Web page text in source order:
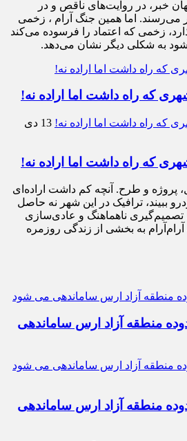
خبر، در روایت‌های ناقص و در
می‌رسند. اما همین جنگ آرام ، زخمی
زخمی که اعتماد را فرسوده می‌کند
به شکلی دیگر نشان می‌دهد.
که راه داشت اما اراده نه!
13 دی
که راه داشت اما اراده نه!
پروژه و طرح. آنچه کم داشت اراده‌ای
ببیند، ترافیک در این شهر نه حاصل
تصمیم‌گیری ناهماهنگ و عادی‌سازی
به بخشی از زندگی روزمره
منطقه آزاد ارس ساماندهی
منطقه آزاد ارس ساماندهی